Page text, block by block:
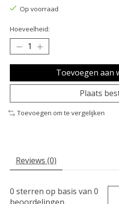
Op voorraad
Hoeveelheid:
Toevoegen aan
Plaats
Toevoegen om te vergelijken
Reviews (0)
0 sterren op basis van 0